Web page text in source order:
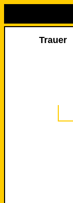
Trauer